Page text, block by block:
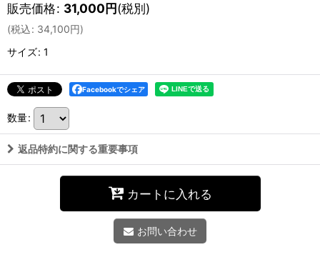
販売価格: 31,000円(税別)
(税込: 34,100円)
サイズ: 1
Facebookでシェア
数量:
返品特約に関する重要事項
カートに入れる
お問い合わせ